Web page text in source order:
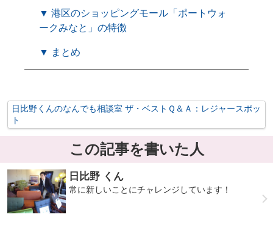
▼ 港区のショッピングモール「ポートウォ
ークみなと」の特徴
▼ まとめ
日比野くんのなんでも相談室 ザ・ベストＱ＆Ａ：レジャースポッ
ト
この記事を書いた人
日比野 くん
常に新しいことにチャレンジしています！